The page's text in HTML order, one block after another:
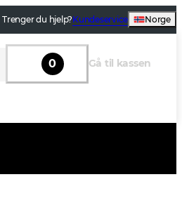
Trenger du hjelp?Kundeservice Norge
0 Gå til kassen